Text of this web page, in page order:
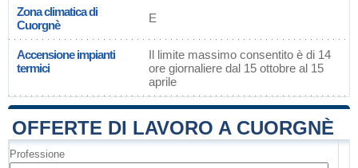
Zona climatica di
Cuorgnè
E
Accensione impianti
termici
Il limite massimo consentito è di 14
ore giornaliere dal 15 ottobre al 15
aprile
OFFERTE DI LAVORO A CUORGNÈ
Professione